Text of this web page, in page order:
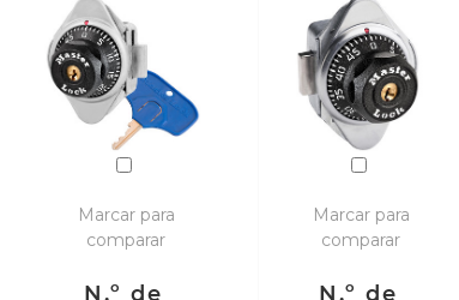
Marcar para
comparar
N.º de
Marcar para
comparar
N.º de